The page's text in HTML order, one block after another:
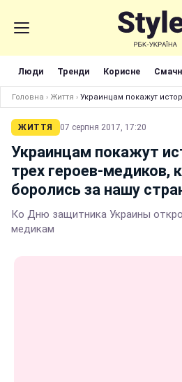
Люди Тренди Корисне
Головна › Життя › Украинцам покажут
ЖИТТЯ 07 серпня 2017, 17:20
Украинцам покажут
трех героев-медиков,
боролись за нашу
Ко Дню защитника Украины
медикам